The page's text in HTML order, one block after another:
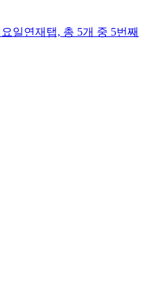
요일연재 탭, 총 5개 중 5번째